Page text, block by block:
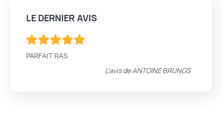
LE DERNIER AVIS
PARFAIT RAS
L'avis deANTOINE BRUNGS